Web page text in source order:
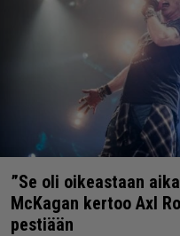
”Se oli oikeastaan
McKagan kertoo Axl
pestiään